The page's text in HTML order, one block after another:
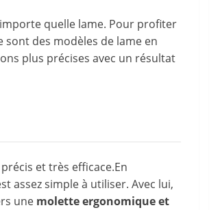
quelle lame. Pour profiter
sont des modèles de lame en
plus précises avec un résultat
et très efficace.En
assez simple à utiliser. Avec lui,
une molette ergonomique et